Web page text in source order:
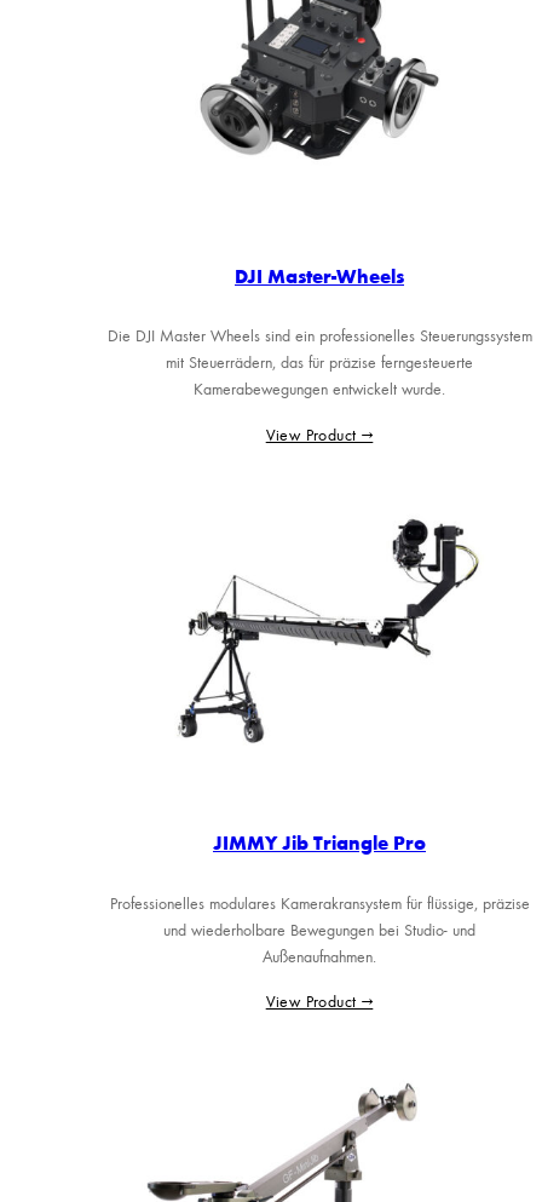
DJI Master-Wheels
Die DJI Master Wheels sind ein professionelles Steuerungssystem
mit Steuerrädern, das für präzise ferngesteuerte
Kamerabewegungen entwickelt wurde.
View Product →
JIMMY Jib Triangle Pro
Professionelles modulares Kamerakransystem für flüssige, präzise
und wiederholbare Bewegungen bei Studio- und
Außenaufnahmen.
View Product →